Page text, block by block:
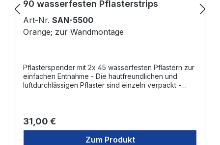
90 wasserfesten Pflasterstrips
Art-Nr. SAN-5500
Orange; zur Wandmontage
Pflasterspender mit 2x 45 wasserfesten Pflastern zur
einfachen Entnahme - Die hautfreundlichen und
luftdurchlässigen Pflaster sind einzeln verpackt -
5512) Blau + Detektierbar (Artnr. SAN-5513)
Regulärer Preis:
31,00 €
Zum Produkt